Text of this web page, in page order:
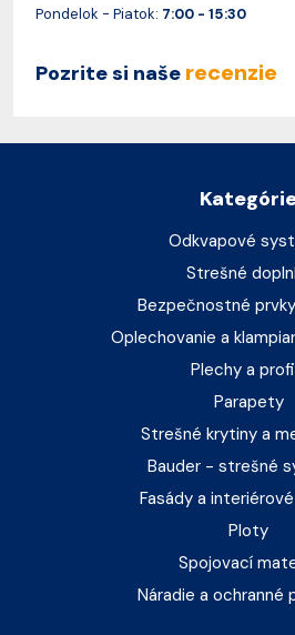
Pondelok - Piatok: 7:00 - 15:30
Pozrite si naše recenzie
Odkvapové
Strešné
Bezpečnostné
Oplechovanie a
Plechy a
Parapety
Strešné krytiny a
Bauder - strešné
Fasády a
Ploty
Spojovací
Náradie a ochranné